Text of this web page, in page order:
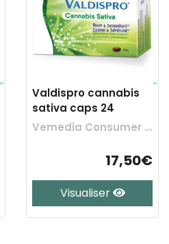
Valdispro cannabis
sativa caps 24
Vemedia Consumer Health Belgium
17,50€
Visualiser